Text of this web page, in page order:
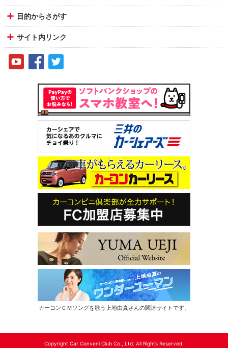
目的からさがす
サイト内リンク
カーコンＣＭソングを歌う上地由真さんの関連サイトです。
Copyright Car Conveni Club Co., Ltd. All Rights Reserved.